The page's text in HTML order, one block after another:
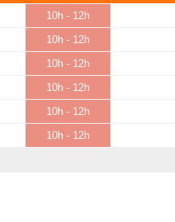
10h - 12h
10h - 12h
10h - 12h
10h - 12h
10h - 12h
10h - 12h